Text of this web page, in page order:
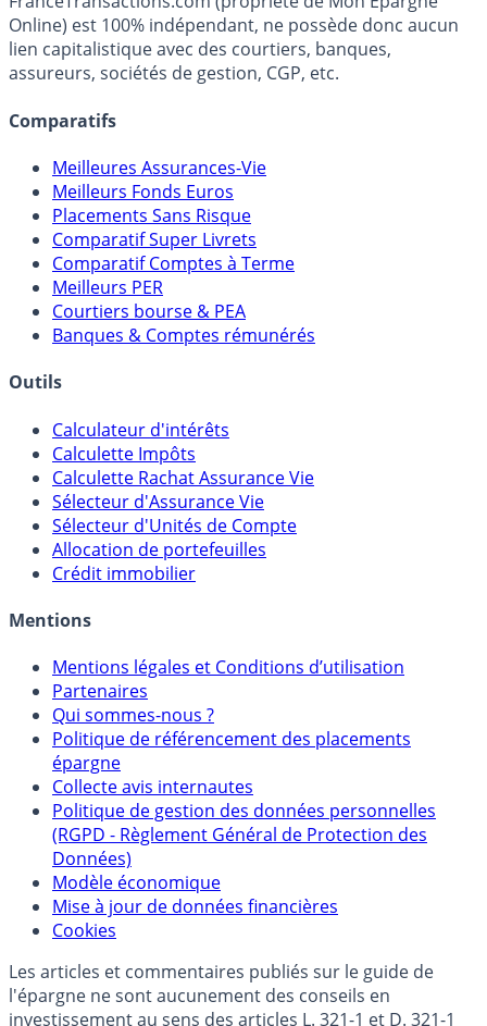
Online) est 100% indépendant, ne possède donc aucun
lien capitalistique avec des courtiers, banques,
assureurs, sociétés de gestion, CGP, etc.
Comparatifs
Meilleures Assurances-Vie
Meilleurs Fonds Euros
Placements Sans Risque
Comparatif Super Livrets
Comparatif Comptes à Terme
Meilleurs PER
Courtiers bourse & PEA
Banques & Comptes rémunérés
Outils
Calculateur d'intérêts
Calculette Impôts
Calculette Rachat Assurance Vie
Sélecteur d'Assurance Vie
Sélecteur d'Unités de Compte
Allocation de portefeuilles
Crédit immobilier
Mentions
Mentions légales et Conditions d’utilisation
Partenaires
Qui sommes-nous ?
Politique de référencement des placements
épargne
Collecte avis internautes
Politique de gestion des données personnelles
(RGPD - Règlement Général de Protection des
Données)
Modèle économique
Mise à jour de données financières
Cookies
Les articles et commentaires publiés sur le guide de
l'épargne ne sont aucunement des conseils en
investissement au sens des articles L. 321-1 et D. 321-1